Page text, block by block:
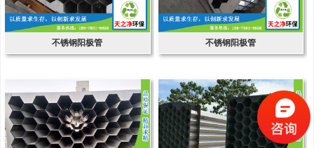
不锈钢阳极管 不锈钢阳极管